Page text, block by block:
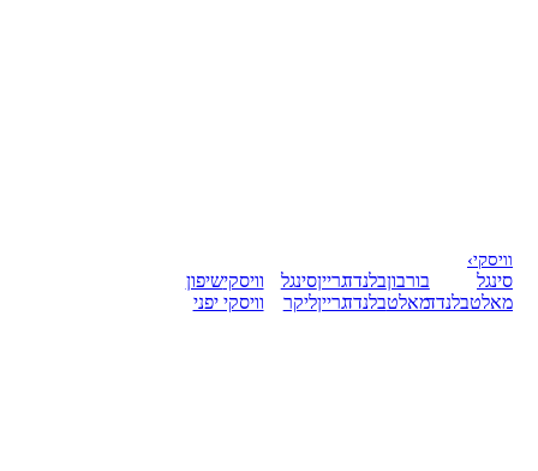
וויסקי›
סינגל
מאלטבלנדד
בורבוןבלנדד
מאלטבלנדד
גרייןסינגל
גרייןליקר
וויסקישיפון
וויסקי יפני